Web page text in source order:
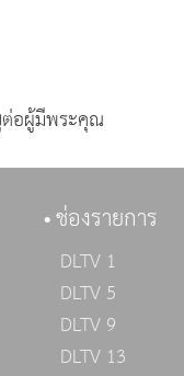
อผู้มีพระคุณ
ช่องรายการ
DLTV 1
DLTV 5
DLTV 9
DLTV 13